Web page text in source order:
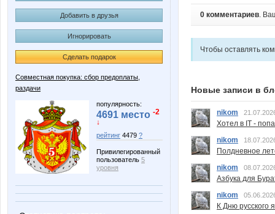
Добавить в друзья
Игнорировать
Сделать подарок
Совместная покупка: сбор предоплаты,
раздачи
популярность:
4691 место -2
↓
рейтинг 4479 ?
Привилегированный
пользователь 5
уровня
0 комментариев.
Чтобы оставлять
Новые записи в
nikom
Хотел в IT -
nikom
Полдневное
nikom
Азбука для
nikom
К Дню русского